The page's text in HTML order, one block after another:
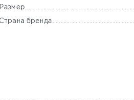
Размер
Страна бренда